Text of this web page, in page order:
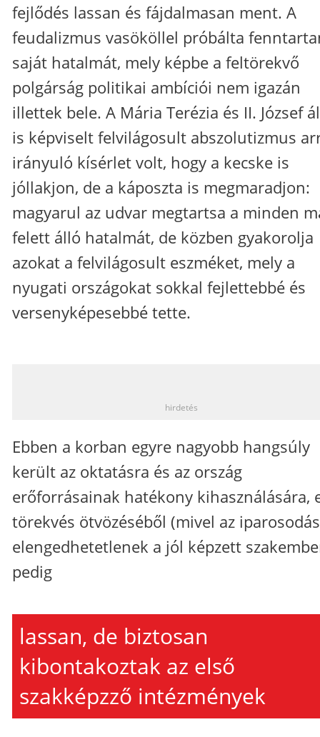
fejlődés lassan és fájdalmasan ment. A
feudalizmus vasököllel próbálta
saját hatalmát, mely képbe a feltörekvő
polgárság politikai ambíciói nem igazán
illettek bele. A Mária Terézia és II. József
is képviselt felvilágosult abszolutizmus
irányuló kísérlet volt, hogy a kecske is
jóllakjon, de a káposzta is megmaradjon:
magyarul az udvar megtartsa a minden
felett álló hatalmát, de közben gyakorolja
azokat a felvilágosult eszméket, mely a
nyugati országokat sokkal fejlettebbé és
versenyképesebbé tette.
hirdetés
Ebben a korban egyre nagyobb hangsúly
került az oktatásra és az ország
erőforrásainak hatékony kihasználására,
törekvés ötvözéséből (mivel az
elengedhetetlenek a jól képzett
pedig
lassan, de biztosan
kibontakoztak az első
szakképzző intézmények